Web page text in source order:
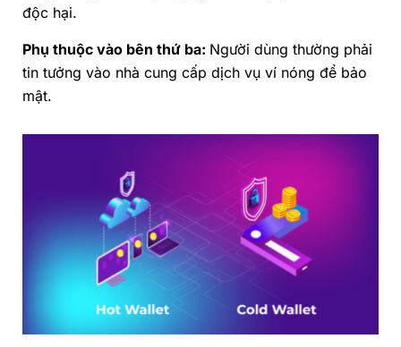
độc hại.
Phụ thuộc vào bên thứ ba: Người dùng thường phải
tin tưởng vào nhà cung cấp dịch vụ ví nóng để bảo
mật.